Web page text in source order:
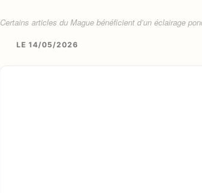
Certains articles du Mague bénéficient d’un éclairage
LE 14/05/2026